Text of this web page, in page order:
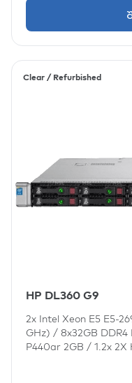
Clear / Refurbished
HP DL360 G9
2x Intel Xeon E5 E5-
GHz) / 8x32GB
P440ar 2GB / 1.2x 2X